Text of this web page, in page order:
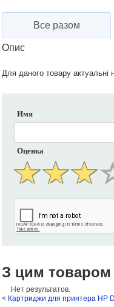
Все разом
Опис
Для даного товару актуальні
Имя
Оценка
З цим товаром
Нет результатов.
< Картриджи для принтера HP